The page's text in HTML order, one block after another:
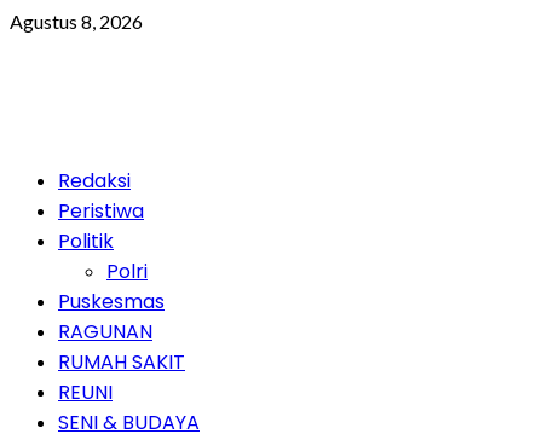
Skip
Agustus 8, 2026
PrimaryRedaksi
Peristiwa
Politik
Polri
Puskesmas
RAGUNAN
RUMAH SAKIT
REUNI
SENI & BUDAYA